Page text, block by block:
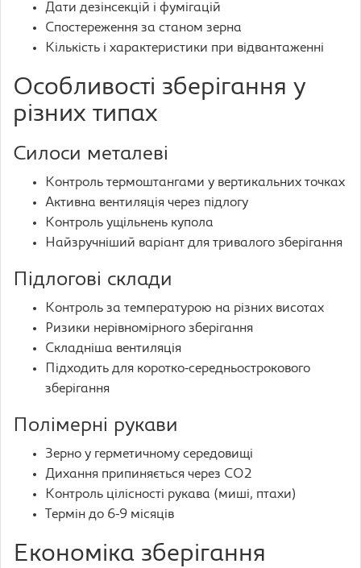
Дати дезінсекцій і фумігацій
Спостереження за станом зерна
Кількість і характеристики при відвантаженні
Особливості зберігання у
різних типах
Силоси металеві
Контроль термоштангами у вертикальних точках
Активна вентиляція через підлогу
Контроль ущільнень купола
Найзручніший варіант для тривалого зберігання
Підлогові склади
Контроль за температурою на різних висотах
Ризики нерівномірного зберігання
Складніша вентиляція
Підходить для коротко-середньострокового
зберігання
Полімерні рукави
Зерно у герметичному середовищі
Дихання припиняється через CO2
Контроль цілісності рукава (миші, птахи)
Термін до 6-9 місяців
Економіка зберігання